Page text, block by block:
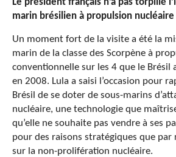
marin brésilien à propulsion nucléaire
Un moment fort de la visite a été la
marin de la classe des Scorpène à
conventionnelle sur les 4 que le Brésil
en 2008. Lula a saisi l’occasion pour
Brésil de se doter de sous-marins
nucléaire, une technologie que
qu’elle ne souhaite pas vendre à ses
pour des raisons stratégiques que par
sur la non-prolifération nucléaire.